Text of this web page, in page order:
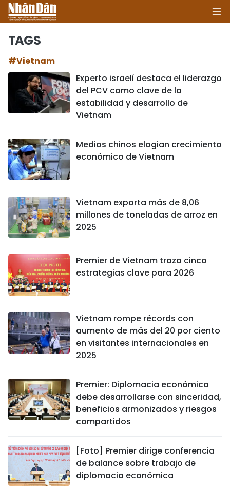
POLÍTICA
ECONOMÍA
SOCIEDAD
INTERNACIONAL
VIAJES
HISTORIAS MULTIMEDIA
FOTOGRAFÍA
TIẾNG VIỆT
ENGLISH
中文
FRANÇAIS
TAGS
#Vietnam
Experto israelí destaca el liderazgo
del PCV como clave de la
estabilidad y desarrollo de
Vietnam
Medios chinos elogian crecimiento
económico de Vietnam
Vietnam exporta más de 8,06
millones de toneladas de arroz en
2025
Premier de Vietnam traza cinco
estrategias clave para 2026
Vietnam rompe récords con
aumento de más del 20 por ciento
en visitantes internacionales en
2025
Premier: Diplomacia económica
debe desarrollarse con sinceridad,
beneficios armonizados y riesgos
compartidos
[Foto] Premier dirige conferencia
de balance sobre trabajo de
diplomacia económica